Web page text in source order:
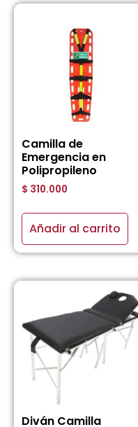
Camilla de
Emergencia en
Polipropileno
$ 310.000
Añadir al carrito
Diván Camilla